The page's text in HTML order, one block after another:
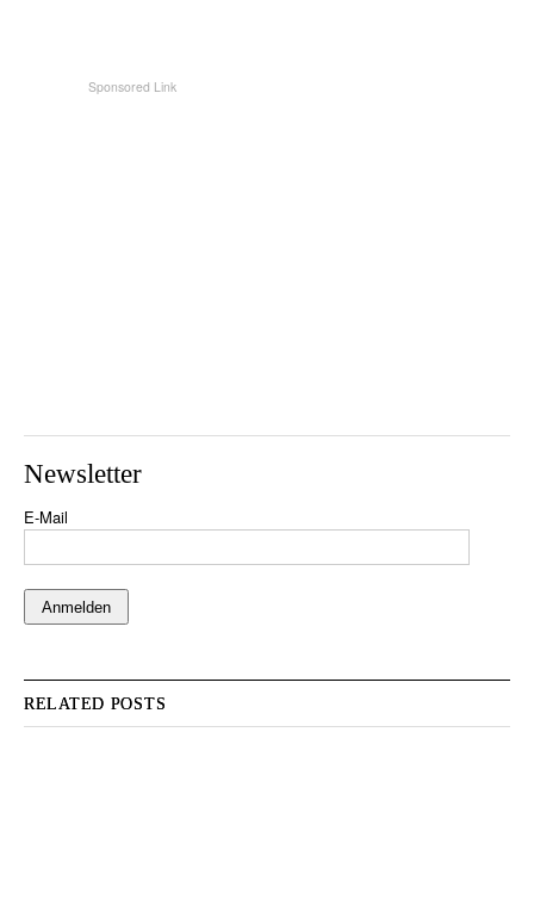
Newsletter
E-Mail
RELATED POSTS